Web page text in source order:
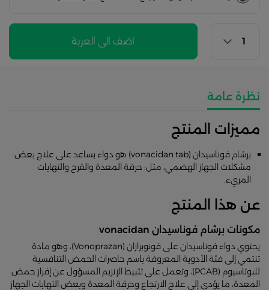
اضف الى العربة
نظرة عامة
مميزات المنتج
برشام فوناسيدان (vonacidan tab) هو دواء يساعد على علاج بعض
مشكلات الجهاز الهضمي، مثل: حرقة المعدة والقرح والتهابات
المريء.
عن هذا المنتج
مكونات برشام فوناسيدان vonacidan
يحتوي دواء فوناسيدان على فونوبرازان (Vonoprazan)، وهو مادة
تنتمي إلى فئة الأدوية المعروفة باسم حاصرات الحمض التنافسية
للبوتاسيوم (PCAB)، وتعمل على تثبيط الإنزيم المسؤول عن إفراز حمض
المعدة، ما يؤدي إلى علاج الارتجاع وحرقة المعدة وبعض التهابات الجهاز